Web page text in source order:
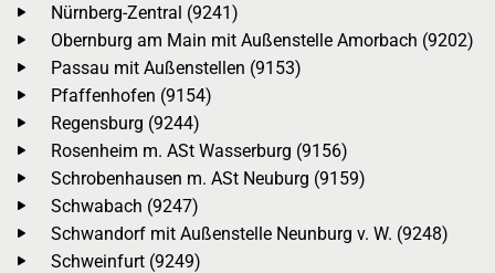
Nürnberg-Zentral (9241)
Obernburg am Main mit Außenstelle Amorbach (9202)
Passau mit Außenstellen (9153)
Pfaffenhofen (9154)
Regensburg (9244)
Rosenheim m. ASt Wasserburg (9156)
Schrobenhausen m. ASt Neuburg (9159)
Schwabach (9247)
Schwandorf mit Außenstelle Neunburg v. W. (9248)
Schweinfurt (9249)